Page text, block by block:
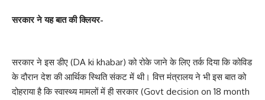
सरकार ने यह बात की क्लियर-
सरकार ने इस डीए (DA ki khabar) को रोके जाने के लिए तर्क दिया कि कोविड
के दौरान देश की आर्थिक स्थिति संकट में थी। वित्त मंत्रालय ने भी इस बात को
दोहराया है कि स्वास्थ्य मामलों में ही सरकार (Govt decision on 18 month